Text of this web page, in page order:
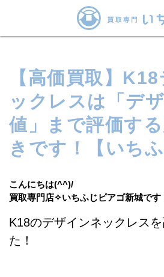
【高価買取】
ックレスは「デ
値」まで評価す
きです！【いちふ
こんにちは(^^)/
買取専門店✧いちふじピアゴ新城です
K18のデザインネックレス
た！